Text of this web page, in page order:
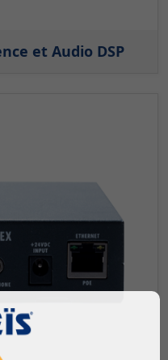
et Audio DSP